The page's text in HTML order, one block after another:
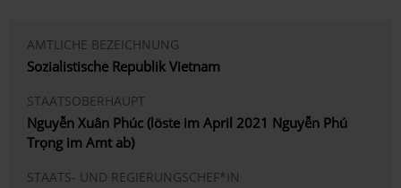
AMTLICHE BEZEICHNUNG
Sozialistische Republik Vietnam
STAATSOBERHAUPT
Nguyễn Xuân Phúc (löste im April 2021 Nguyễn Phú
Trọng im Amt ab)
STAATS- UND REGIERUNGSCHEF*IN